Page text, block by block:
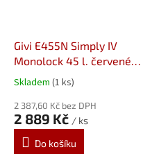
Givi E455N Simply IV
Monolock 45 l. červené
odrazky
Skladem (1 ks)
2 387,60 Kč bez DPH
2 889 Kč / ks
Do košíku